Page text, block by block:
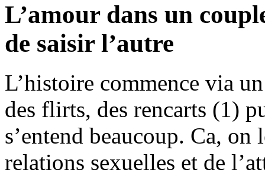
L’amour dans un
de saisir l’autre
L’histoire commence via
des flirts, des rencarts (1)
s’entend beaucoup. Ca,
relations sexuelles et de